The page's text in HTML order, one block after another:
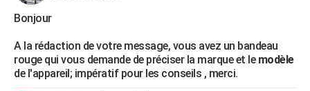
Bricolage
Lifestyle
Culture
Sport
Auto
Television
Voyage
Cinema
Bonjour
A la rédaction de votre message, vous avez un bandeau
rouge qui vous demande de préciser la marque et lemodèle
de l'appareil; impératif pour les conseils , merci.